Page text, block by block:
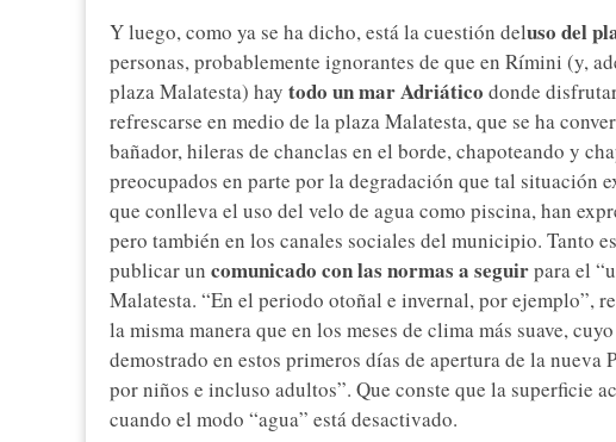
Y luego, como ya se ha dicho, está la cuestión deluso del
personas, probablemente ignorantes de que en Rímini (y,
plaza Malatesta) hay todo un mar Adriático donde
refrescarse en medio de la plaza Malatesta, que se ha
bañador, hileras de chanclas en el borde, chapoteando y
preocupados en parte por la degradación que tal situación
que conlleva el uso del velo de agua como piscina, han
pero también en los canales sociales del municipio. Tanto
publicar un comunicado con las normas a seguirpara el
Malatesta. “En el periodo otoñal e invernal, por ejemplo”,
la misma manera que en los meses de clima más suave,
demostrado en estos primeros días de apertura de la
por niños e incluso adultos”. Que conste que la superficie
cuando el modo “agua” está desactivado.